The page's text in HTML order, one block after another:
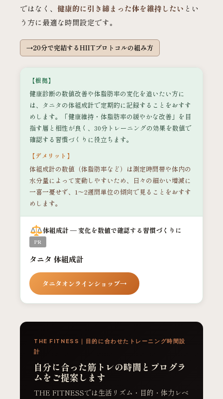
ではなく、 健康的に引き締まった体を維持したい とい
う方に最適な時間設定です。
20分で完結するHIITプロトコルの組み方
【根拠】
健康診断の数値改善や体脂肪率の変化を追いたい方に
は、タニタの体組成計で定期的に記録することをおすす
めします。「健康維持・体脂肪率の緩やかな改善」を目
指す層と相性が良く、30分トレーニングの効果を数値で
確認する習慣づくりに役立ちます。
【デメリット】
体組成計の数値（体脂肪率など）は測定時間帯や体内の
水分量によって変動しやすいため、日々の細かい増減に
一喜一憂せず、1〜2週間単位の傾向で見ることをおすす
めします。
体組成計 — 変化を数値で確認する習慣づくりに
PR
タニタ 体組成計
タニタオンラインショップ
THE FITNESS｜目的に合わせたトレーニング時間設
計
自分に合った筋トレの時間とプログラ
ムをご提案します
THE FITNESSでは生活リズム・目的・体力レベ